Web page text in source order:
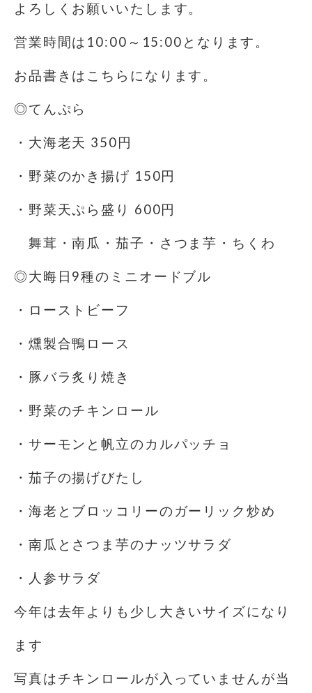
よろしくお願いいたします。
営業時間は10:00～15:00となります。
お品書きはこちらになります。
◎てんぷら
・大海老天 350円
・野菜のかき揚げ 150円
・野菜天ぷら盛り 600円
舞茸・南瓜・茄子・さつま芋・ちくわ
◎大晦日9種のミニオードブル
・ローストビーフ
・燻製合鴨ロース
・豚バラ炙り焼き
・野菜のチキンロール
・サーモンと帆立のカルパッチョ
・茄子の揚げびたし
・海老とブロッコリーのガーリック炒め
・南瓜とさつま芋のナッツサラダ
・人参サラダ
今年は去年よりも少し大きいサイズになり
ます
写真はチキンロールが入っていませんが当